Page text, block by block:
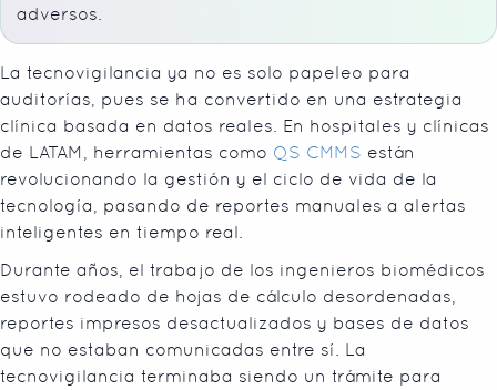
adversos.
La tecnovigilancia ya no es solo papeleo para
auditorías, pues se ha convertido en una estrategia
clínica basada en datos reales. En hospitales y clínicas
de LATAM, herramientas como QS CMMS están
revolucionando la gestión y el ciclo de vida de la
tecnología, pasando de reportes manuales a alertas
inteligentes en tiempo real.
Durante años, el trabajo de los ingenieros biomédicos
estuvo rodeado de hojas de cálculo desordenadas,
reportes impresos desactualizados y bases de datos
que no estaban comunicadas entre sí. La
tecnovigilancia terminaba siendo un trámite para